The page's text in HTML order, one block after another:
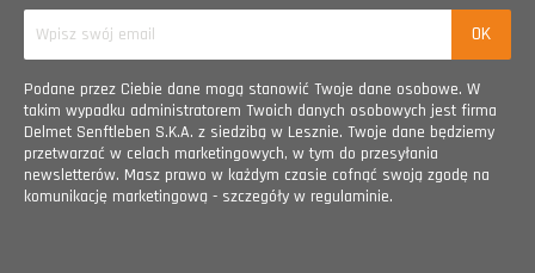
Podane przez Ciebie dane mogą stanowić Twoje dane osobowe. W
takim wypadku administratorem Twoich danych osobowych jest firma
Delmet Senftleben S.K.A. z siedzibą w Lesznie. Twoje dane będziemy
przetwarzać w celach marketingowych, w tym do przesyłania
newsletterów. Masz prawo w każdym czasie cofnąć swoją zgodę na
komunikację marketingową - szczegóły w regulaminie.